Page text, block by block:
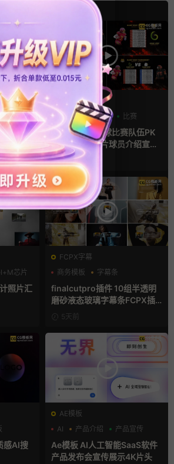
模板
纸人物
AE模板
分数
字幕模板 比赛
ae体育模板 足球比赛队伍PK
比分牌对决卡片球员介绍宣传
视频AE模板
6小时前
芯片
照片汇
FCPX字幕
商务模板
字幕条
finalcutpro插件 10组半透明
磨砂液态玻璃字幕条FCPX插
5天前
感AI搜
AE模板
AI
产品介绍 产品宣传
Ae模板 AI人工智能SaaS软件
产品发布会宣传展示4K片头